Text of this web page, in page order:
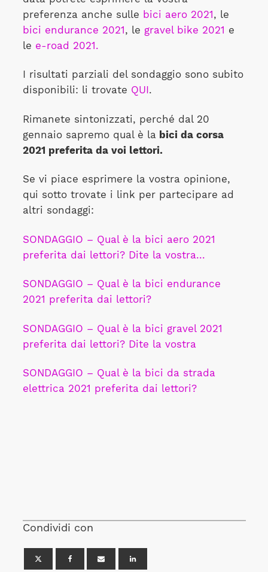
preferenza anche sulle bici aero 2021, le
bici endurance 2021, le gravel bike 2021 e
le e-road 2021.
I risultati parziali del sondaggio sono subito
disponibili: li trovate QUI.
Rimanete sintonizzati, perché dal 20
gennaio sapremo qual è la bici da corsa
2021 preferita da voi lettori.
Se vi piace esprimere la vostra opinione,
qui sotto trovate i link per partecipare ad
altri sondaggi:
SONDAGGIO – Qual è la bici aero 2021
preferita dai lettori? Dite la vostra...
SONDAGGIO – Qual è la bici endurance
2021 preferita dai lettori?
SONDAGGIO – Qual è la bici gravel 2021
preferita dai lettori? Dite la vostra
SONDAGGIO – Qual è la bici da strada
elettrica 2021 preferita dai lettori?
Condividi con